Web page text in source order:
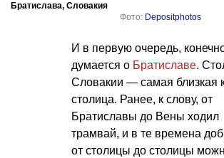
Братислава, Словакия
Фото: Depositphotos
И в первую очередь,
думается о Братиславе.
Словакии — самая близкая
столица. Ранее, к слову, от
Братиславы до Вены ходил
трамвай, и в те времена
от столицы до столицы